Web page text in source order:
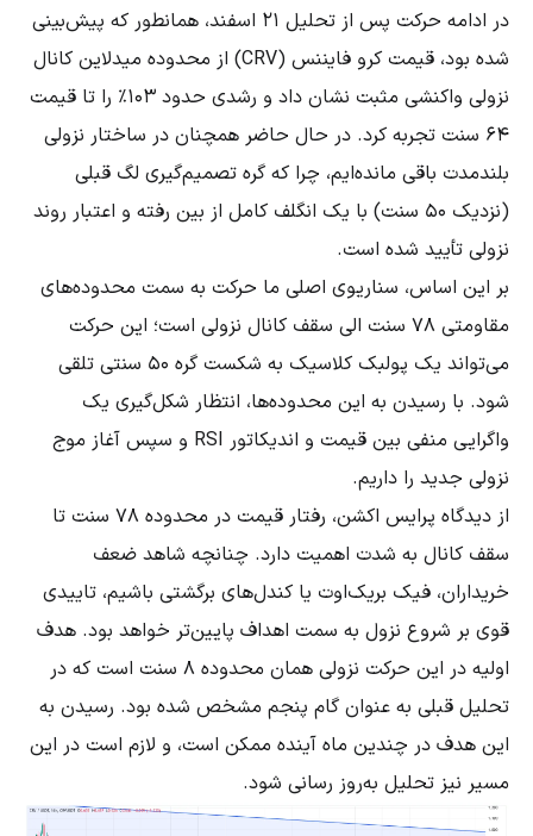
در ادامه حرکت پس از تحلیل ۲۱ اسفند، همانطور که پیش‌بینی
شده بود، قیمت کرو فایننس (CRV) از محدوده میدلاین کانال
نزولی واکنشی مثبت نشان داد و رشدی حدود ۱۰۳٪ را تا قیمت
۶۴ سنت تجربه کرد. در حال حاضر همچنان در ساختار نزولی
بلندمدت باقی مانده‌ایم، چرا که گره تصمیم‌گیری لگ قبلی
(نزدیک ۵۰ سنت) با یک انگلف کامل از بین رفته و اعتبار روند
نزولی تأیید شده است.
بر این اساس، سناریوی اصلی ما حرکت به سمت محدوده‌های
مقاومتی ۷۸ سنت الی سقف کانال نزولی است؛ این حرکت
می‌تواند یک پولبک کلاسیک به شکست گره ۵۰ سنتی تلقی
شود. با رسیدن به این محدوده‌ها، انتظار شکل‌گیری یک
واگرایی منفی بین قیمت و اندیکاتور RSI و سپس آغاز موج
نزولی جدید را داریم.
از دیدگاه پرایس اکشن، رفتار قیمت در محدوده ۷۸ سنت تا
سقف کانال به شدت اهمیت دارد. چنانچه شاهد ضعف
خریداران، فیک بریک‌اوت یا کندل‌های برگشتی باشیم، تاییدی
قوی بر شروع نزول به سمت اهداف پایین‌تر خواهد بود. هدف
اولیه در این حرکت نزولی همان محدوده ۸ سنت است که در
تحلیل قبلی به عنوان گام پنجم مشخص شده بود. رسیدن به
این هدف در چندین ماه آینده ممکن است، و لازم است در این
مسیر نیز تحلیل به‌روز رسانی شود.